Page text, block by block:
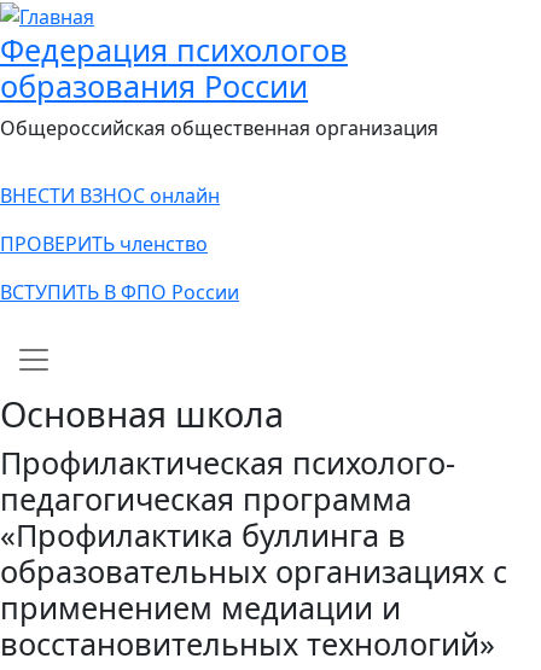
Федерация психологов
образования России
Общероссийская общественная организация
ВНЕСТИ ВЗНОС онлайн
ПРОВЕРИТЬ членство
ВСТУПИТЬ В ФПО России
Main navigation
Основная школа
Профилактическая психолого-
педагогическая программа
«Профилактика буллинга в
образовательных организациях с
применением медиации и
восстановительных технологий»